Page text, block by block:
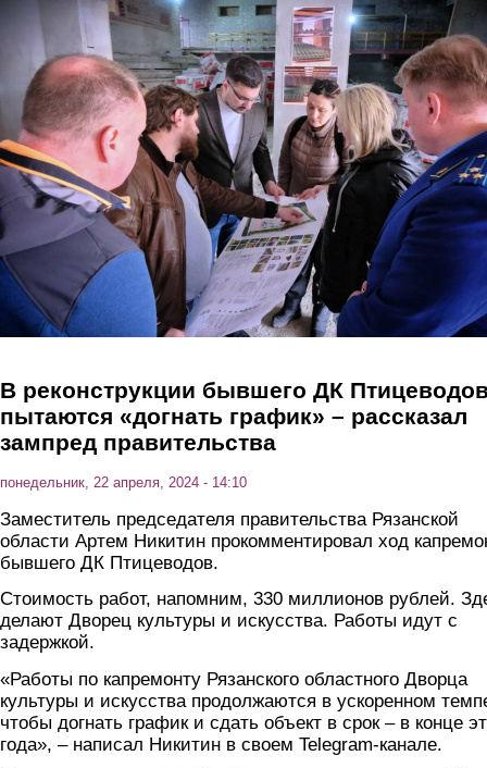
Перейти к основному содержанию
В реконструкции бывшего ДК
пытаются «догнать график» – рассказал
зампред правительства
понедельник, 22 апреля, 2024 - 14:10
Заместитель председателя правительства Рязанской
области Артем Никитин прокомментировал ход
бывшего ДК Птицеводов.
Стоимость работ, напомним, 330 миллионов рублей.
делают Дворец культуры и искусства. Работы идут с
задержкой.
«Работы по капремонту Рязанского областного Дворца
культуры и искусства продолжаются в ускоренном
чтобы догнать график и сдать объект в срок – в конце
года», – написал Никитин в своем Telegram-канале.